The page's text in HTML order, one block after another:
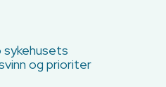
sykehusets
og prioriter